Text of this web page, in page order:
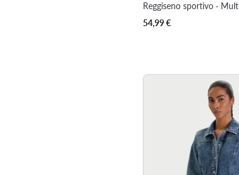
Reggiseno sportivo ·
54,99€